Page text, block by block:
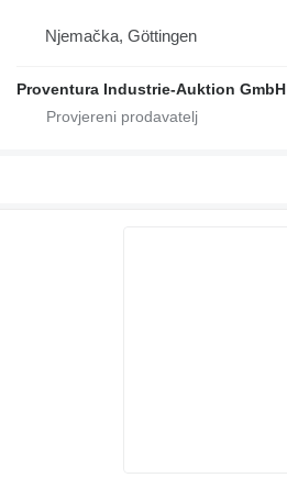
Njemačka, Göttingen
Proventura Industrie-Auktion GmbH